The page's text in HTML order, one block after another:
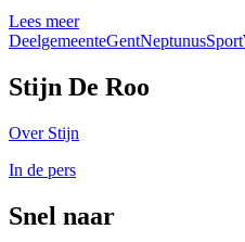
Lees meer
DeelgemeenteGentNeptunusSport
Stijn De Roo
Over Stijn
In de pers
Snel naar